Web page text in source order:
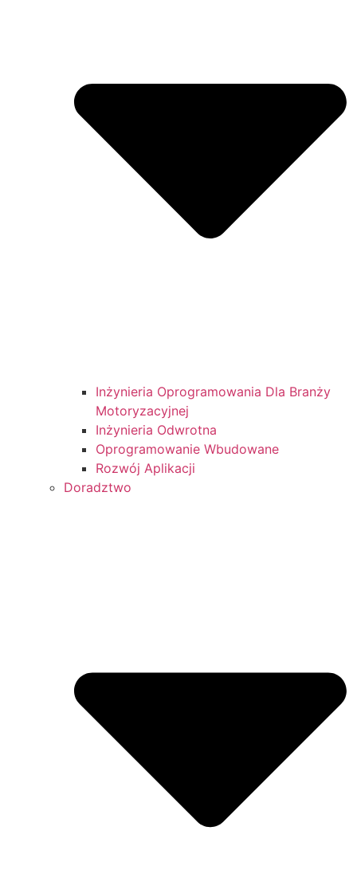
Inżynieria Oprogramowania Dla Branży
Motoryzacyjnej
Inżynieria Odwrotna
Oprogramowanie Wbudowane
Rozwój Aplikacji
Doradztwo